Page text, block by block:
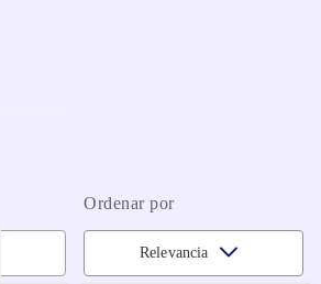
Ordenar por
Relevancia